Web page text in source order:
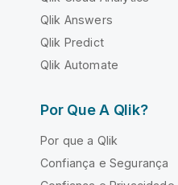
Qlik Answers
Qlik Predict
Qlik Automate
Por Que A Qlik?
Por que a Qlik
Confiança e Segurança